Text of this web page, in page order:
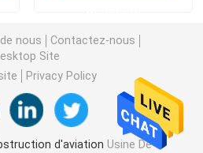
roulement d'aéroport
d'obstruction
nous
Contactez-nous
Site
Privacy Policy
d'aviation Usine De